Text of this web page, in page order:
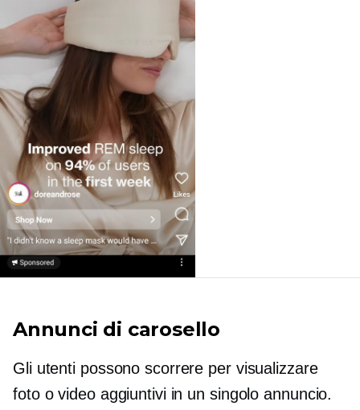
Annunci di carosello
Gli utenti possono scorrere per visualizzare
foto o video aggiuntivi in ​​un singolo annuncio.